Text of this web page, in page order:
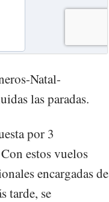
Natal-
las paradas.
por 3
estos vuelos
encargadas de
tarde, se